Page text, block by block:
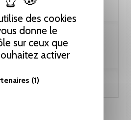
des cookies
donne le
sur ceux que
activer
(1)
au panier